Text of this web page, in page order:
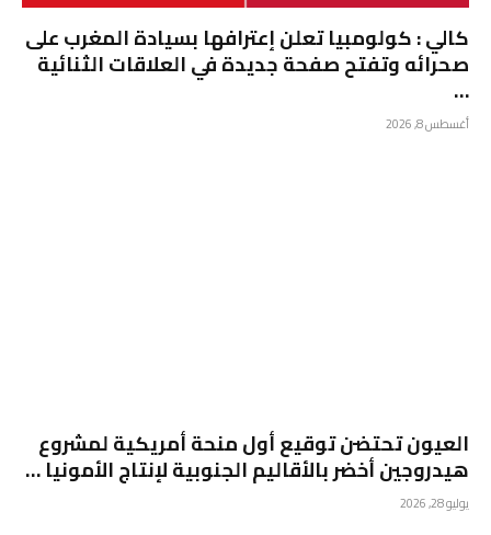
كالي : كولومبيا تعلن إعترافها بسيادة المغرب على
صحرائه وتفتح صفحة جديدة في العلاقات الثنائية
…
أغسطس 8, 2026
العيون تحتضن توقيع أول منحة أمريكية لمشروع
هيدروجين أخضر بالأقاليم الجنوبية لإنتاج الأمونيا …
يوليو 28, 2026